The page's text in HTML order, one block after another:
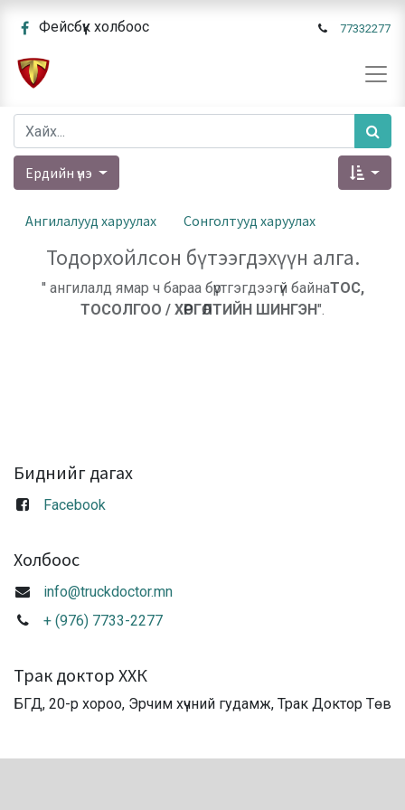
Фейсбүүк холбоос 77332277
Ердийн үнэ
Ангилалууд харуулах Сонголтууд харуулах
Тодорхойлсон бүтээгдэхүүн алга.
'' ангилалд ямар ч бараа бүртгэгдээгүй байнаТОС,
ТОСОЛГОО / ХӨРГӨЛТИЙН ШИНГЭН".
Биднийг дагах
Facebook
Холбоос
info@truckdoctor.mn
+ (976) 7733-2277
Трак доктор ХХК
БГД, 20-р хороо, Эрчим хүчний гудамж, Трак Доктор Төв